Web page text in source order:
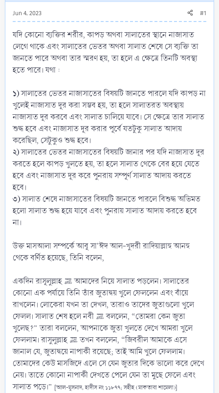
Jun 4, 2023 #1
যদি কোনো ব্যক্তির শরীর, কাপড় অথবা সালাতের স্থানে নাজাসাত
লেগে থাকে এবং সালাতের ভেতর অথবা সালাত শেষে সে ব্যক্তি তা
জানতে পারে অথবা তার স্মরণ হয়, তা হলে এ ক্ষেত্রে তিনটি অবস্থা
হতে পারে। যথা :
১)সালাতের ভেতর নাজাসাতের বিষয়টি জানতে পারলে যদি কাপড় না
খুলেই নাজাসাত দূর করা সম্ভব হয়, তা হলে সালাতরত অবস্থায়
নাজাসাত দূর করবে এবং সালাত চালিয়ে যাবে। সে ক্ষেত্রে তার সালাত
শুদ্ধ হবে এবং নাজাসাত দূর করার পূর্বে যতটুকু সালাত আদায়
করেছিল, সেটুকুও শুদ্ধ হবে।
২)সালাতের ভেতর নাজাসাতের বিষয়টি জানার পর যদি নাজাসাত দূর
করতে হলে কাপড় খুলতে হয়, তা হলে সালাত থেকে বের হয়ে যেতে
হবে এবং নাজাসাত দূর করে পুনরায় সম্পূর্ণ সালাত আদায় করতে
হবে।
৩)সালাত শেষে নাজাসাতের বিষয়টি জানতে পারলে বিশুদ্ধ অভিমত
হলো সালাত শুদ্ধ হয়ে যাবে এবং পুনরায় সালাত আদায় করতে হবে
না।
উক্ত মাসআলা সম্পর্কে আবূ সা'ঈদ আল-খুদরী রাদিয়াল্লাহু আনহু
থেকে বর্ণিত হয়েছে, তিনি বলেন,
একদিন রাসূলুল্লাহ ﷺ আমাদের নিয়ে সালাত পড়লেন। সালাতের
কোনো এক পর্যায়ে তিনি তাঁর জুতাদ্বয় খুলে ফেললেন এবং বাঁয়ে
রাখলেন। লোকেরা যখন তা দেখল, তারাও তাদের জুতাগুলো খুলে
ফেলল। সালাত শেষ হলে নবী ﷺ বললেন, “তোমরা কেন জুতা
খুলেছ?” তারা বললেন, আপনাকে জুতা খুলতে দেখে আমরা খুলে
ফেললাম। রাসুলুল্লাহ ﷺ তখন বললেন, “জিবরীল আমাকে এসে
জানাল যে, জুতাদ্বয়ে নাপাকী রয়েছে; তাই আমি খুলে ফেললাম।
তোমাদের কেউ মাসজিদে এলে সে যেন জুতার দিকে ভালো করে দেখে
নেয়। তাতে কোনো নাপাকী দেখতে পেলে যেন তা মুছে ফেলে এবং
সালাত পড়ে।” [আল-মুসনাদ, হাদীস নং ১১৮৭৭; সহীহ (মাকতাবা শামেলা)]